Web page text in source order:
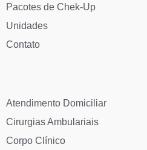
Pacotes de Chek-Up
Unidades
Contato
Atendimento Domiciliar
Cirurgias Ambulariais
Corpo Clínico